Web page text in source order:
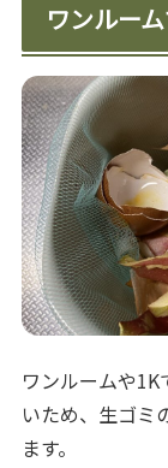
ワンルー
ワンルームや
いため、生ゴミ
ます。